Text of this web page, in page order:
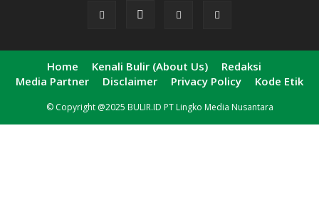
Home Kenali Bulir (About Us)
Redaksi
Media Partner
Disclaimer Privacy Policy Kode Etik
© Copyright @2025 BULIR.ID PT Lingko Media Nusantara